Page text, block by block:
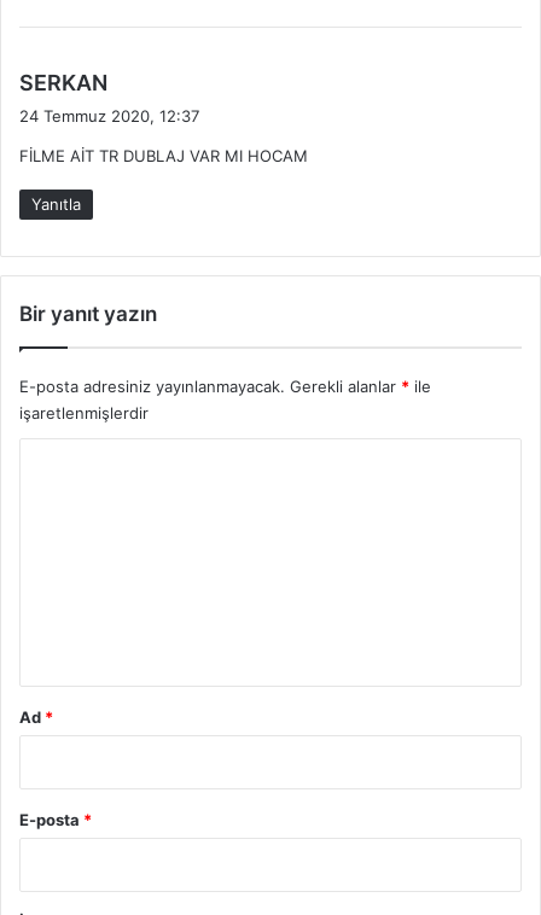
SERKAN
i
24 Temmuz 2020, 12:37
FİLME AİT TR DUBLAJ VAR MI HOCAM
Yanıtla
Bir yanıt yazın
E-posta adresiniz yayınlanmayacak. Gerekli alanlar * ile
işaretlenmişlerdir
Ad *
E-posta *